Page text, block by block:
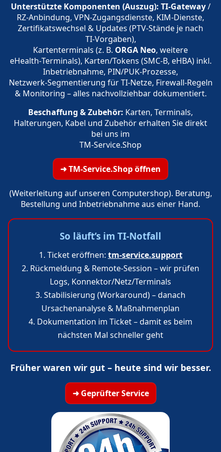
Unterstützte Komponenten (Auszug): TI‑Gateway/
RZ‑Anbindung, VPN‑Zugangsdienste, KIM‑Dienste,
Zertifikatswechsel & Updates (PTV‑Stände je nach
TI‑Vorgaben),
Kartenterminals (z. B. ORGA Neo, weitere
eHealth‑Terminals), Karten/Tokens (SMC‑B, eHBA) inkl.
Inbetriebnahme, PIN/PUK‑Prozesse,
Netzwerk‑Segmentierung für TI‑Netze, Firewall‑Regeln
& Monitoring – alles nachvollziehbar dokumentiert.
Beschaffung & Zubehör: Karten, Terminals,
Halterungen, Kabel und Zubehör erhalten Sie direkt
bei uns im
TM‑Service.Shop
➜ TM‑Service.Shop öffnen
(Weiterleitung auf unseren Computershop). Beratung,
Bestellung und Inbetriebnahme aus einer Hand.
So läuft’s im TI‑Notfall
Ticket eröffnen: tm-service.support
Rückmeldung & Remote‑Session – wir prüfen
Logs, Konnektor/Netz/Terminals
Stabilisierung (Workaround) – danach
Ursachenanalyse & Maßnahmenplan
Dokumentation im Ticket – damit es beim
nächsten Mal schneller geht
Früher waren wir gut – heute sind wir besser.
➜ Geprüfter Service